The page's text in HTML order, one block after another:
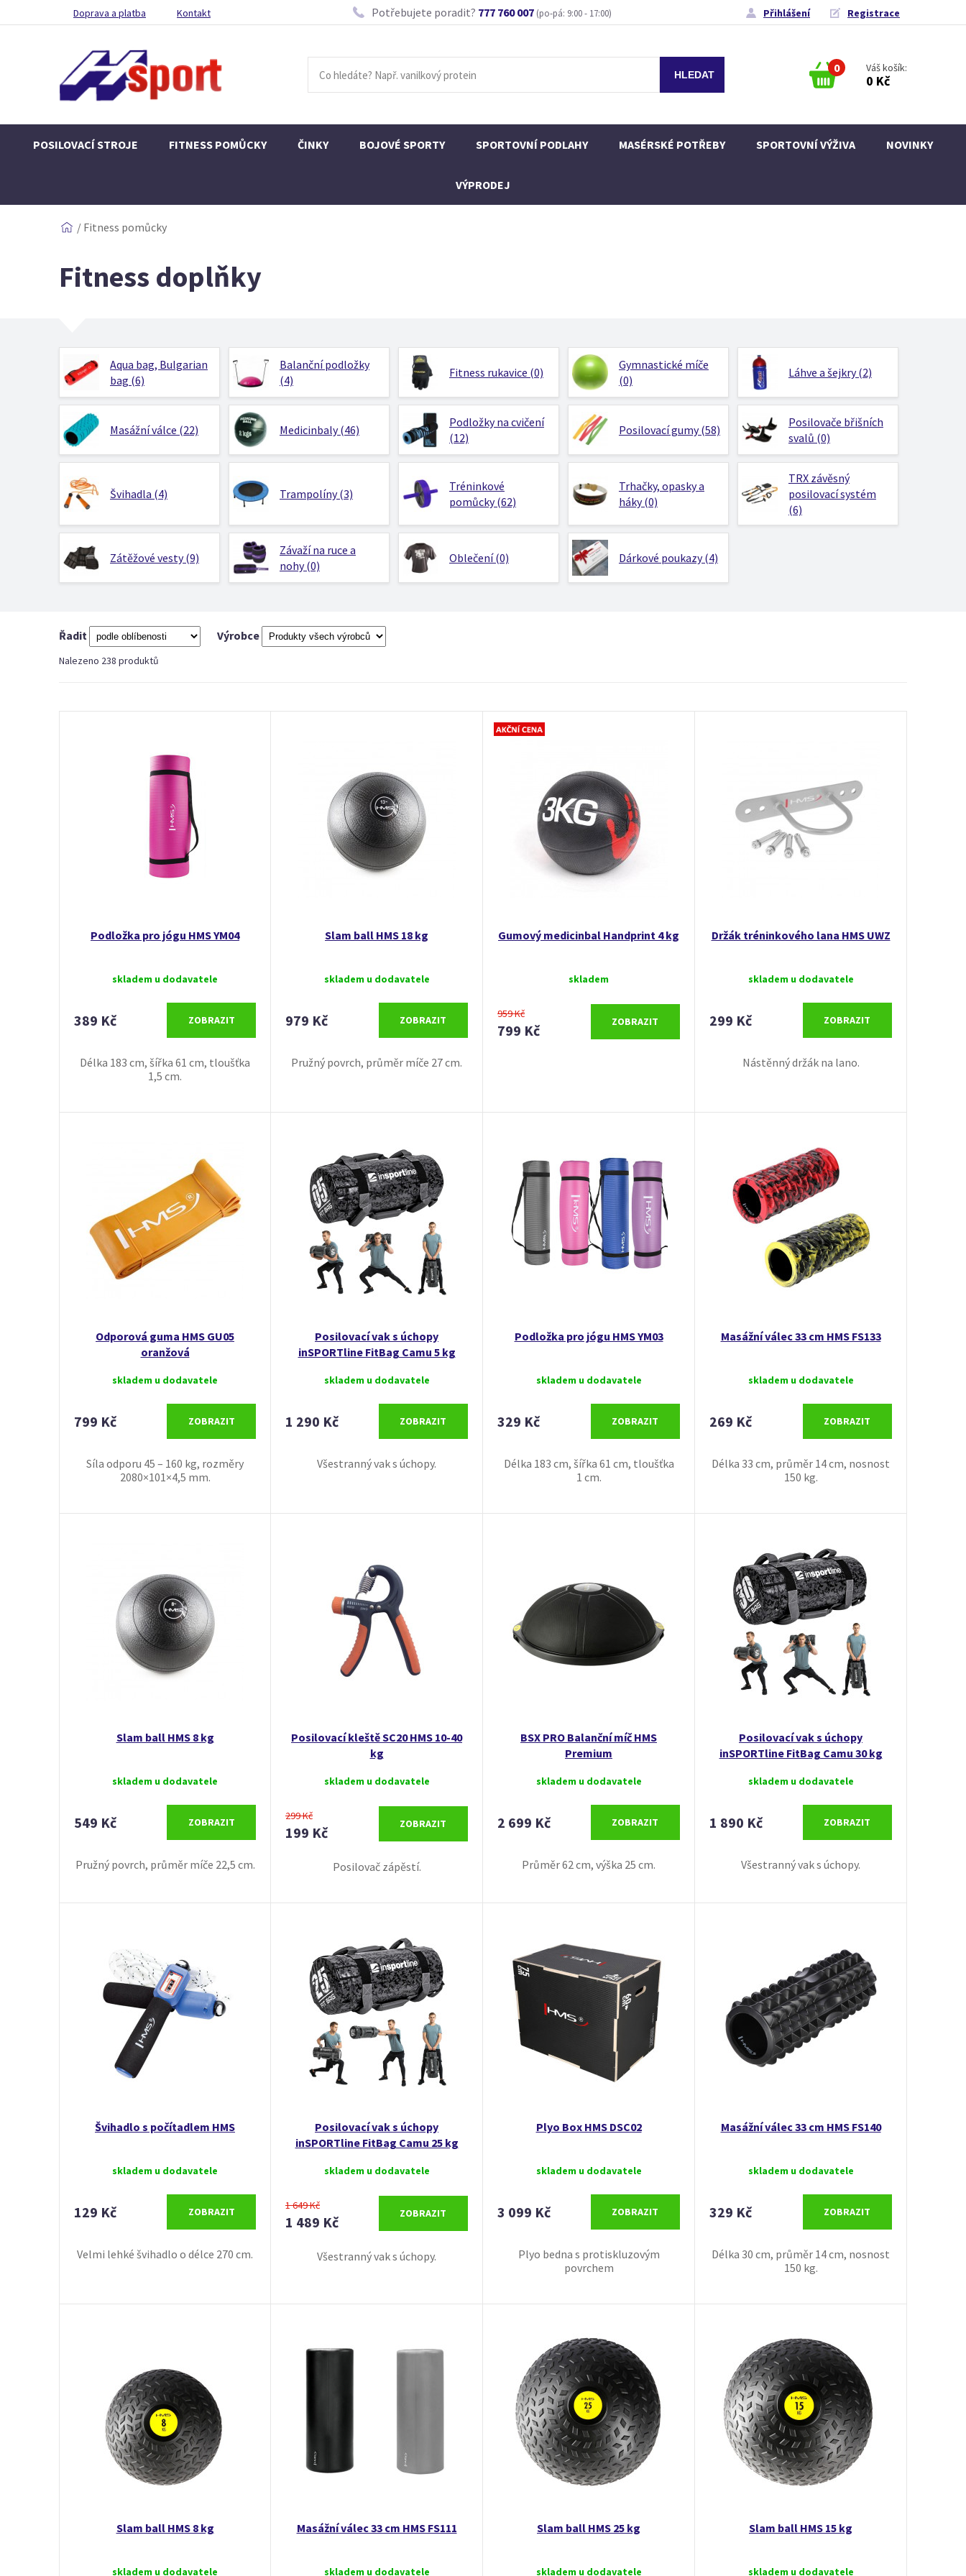
Doprava a platba Kontakt Potřebujete poradit? 777 760 007 (po-pá: 9:00 - 17:00) Přihlášení Registrace
0 Váš košík:
0 Kč
POSILOVACÍ STROJE FITNESS POMŮCKY ČINKY BOJOVÉ SPORTY SPORTOVNÍ PODLAHY MASÉRSKÉ POTŘEBY SPORTOVNÍ VÝŽIVA NOVINKY
VÝPRODEJ
/ Fitness pomůcky
Fitness doplňky
Aqua bag, Bulgarian
bag (6)
Balanční podložky
(4)
Fitness rukavice (0)
Gymnastické míče
(0)
Láhve a šejkry (2)
Masážní válce (22) Medicinbaly (46)
Podložky na cvičení
(12)
Posilovací gumy (58)
Posilovače břišních
svalů (0)
Švihadla (4) Trampolíny (3)
Tréninkové
pomůcky (62)
Trhačky, opasky a
háky (0)
TRX závěsný
posilovací systém
(6)
Zátěžové vesty (9)
Závaží na ruce a
nohy (0)
Oblečení (0) Dárkové poukazy (4)
Řadit Výrobce
Nalezeno 238 produktů
Podložka pro jógu HMS YM04
skladem u dodavatele
389 Kč ZOBRAZIT
Délka 183 cm, šířka 61 cm, tloušťka
1,5 cm.
Slam ball HMS 18 kg
skladem u dodavatele
979 Kč ZOBRAZIT
Pružný povrch, průměr míče 27 cm.
Gumový medicinbal Handprint 4 kg
skladem
959 Kč
799 Kč
ZOBRAZIT
Držák tréninkového lana HMS UWZ
skladem u dodavatele
299 Kč ZOBRAZIT
Nástěnný držák na lano.
Odporová guma HMS GU05
oranžová
skladem u dodavatele
799 Kč ZOBRAZIT
Síla odporu 45 – 160 kg, rozměry
2080×101×4,5 mm.
Posilovací vak s úchopy
inSPORTline FitBag Camu 5 kg
skladem u dodavatele
1 290 Kč ZOBRAZIT
Všestranný vak s úchopy.
Podložka pro jógu HMS YM03
skladem u dodavatele
329 Kč ZOBRAZIT
Délka 183 cm, šířka 61 cm, tloušťka
1 cm.
Masážní válec 33 cm HMS FS133
skladem u dodavatele
269 Kč ZOBRAZIT
Délka 33 cm, průměr 14 cm, nosnost
150 kg.
Slam ball HMS 8 kg
skladem u dodavatele
549 Kč ZOBRAZIT
Pružný povrch, průměr míče 22,5 cm.
Posilovací kleště SC20 HMS 10-40
kg
skladem u dodavatele
299 Kč
199 Kč
ZOBRAZIT
Posilovač zápěstí.
BSX PRO Balanční míč HMS
Premium
skladem u dodavatele
2 699 Kč ZOBRAZIT
Průměr 62 cm, výška 25 cm.
Posilovací vak s úchopy
inSPORTline FitBag Camu 30 kg
skladem u dodavatele
1 890 Kč ZOBRAZIT
Všestranný vak s úchopy.
Švihadlo s počítadlem HMS
skladem u dodavatele
129 Kč ZOBRAZIT
Velmi lehké švihadlo o délce 270 cm.
Posilovací vak s úchopy
inSPORTline FitBag Camu 25 kg
skladem u dodavatele
1 649 Kč
1 489 Kč
ZOBRAZIT
Všestranný vak s úchopy.
Plyo Box HMS DSC02
skladem u dodavatele
3 099 Kč ZOBRAZIT
Plyo bedna s protiskluzovým
povrchem
Masážní válec 33 cm HMS FS140
skladem u dodavatele
329 Kč ZOBRAZIT
Délka 30 cm, průměr 14 cm, nosnost
150 kg.
Slam ball HMS 8 kg
skladem u dodavatele
Masážní válec 33 cm HMS FS111
skladem u dodavatele
Slam ball HMS 25 kg
skladem u dodavatele
Slam ball HMS 15 kg
skladem u dodavatele